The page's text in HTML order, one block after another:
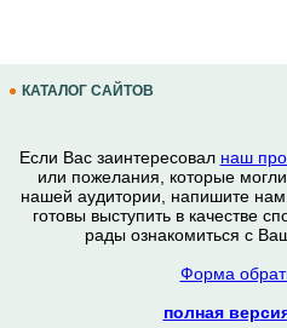
КАТАЛОГ САЙТОВ
Если Вас заинтересовал наш
или пожелания, которые
нашей аудитории, напишите
готовы выступить в качестве
рады ознакомиться с
Форма
полная